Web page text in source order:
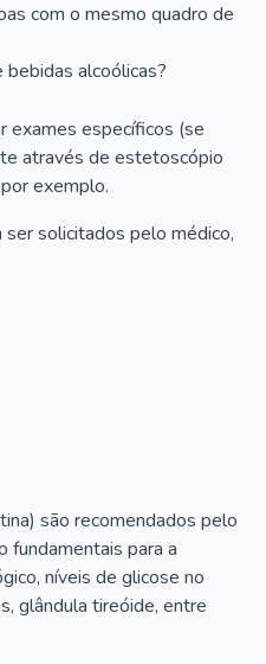
com o mesmo quadro de
bebidas alcoólicas?
exames específicos (se
através de estetoscópio
exemplo.
solicitados pelo médico,
são recomendados pelo
fundamentais para a
níveis de glicose no
glândula tireóide, entre